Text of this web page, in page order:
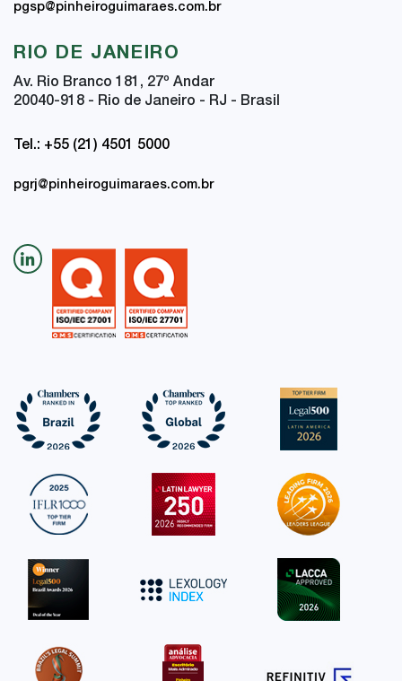
pgsp@pinheiroguimaraes.com.br
RIO DE JANEIRO
Av. Rio Branco 181, 27º Andar
20040-918 - Rio de Janeiro - RJ - Brasil
Tel.: +55 (21) 4501 5000
pgrj@pinheiroguimaraes.com.br